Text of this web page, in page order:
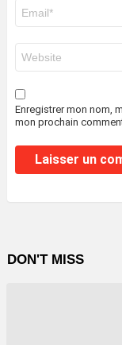
mail
*
web
Enregistrer mon nom,
mon prochain
DON'T MISS